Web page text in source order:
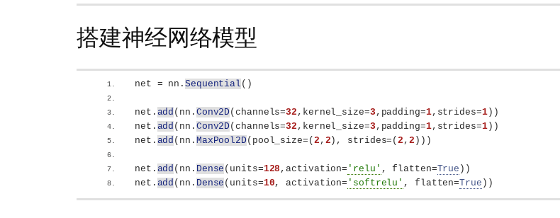
搭建神经网络模型
net = nn.Sequential ()
net. add ( nn. Conv2D(channels=32 ,kernel_size=3 ,padding=1,strides=1))
net. add ( nn. Conv2D(channels=32 ,kernel_size=3 ,padding=1,strides=1))
net. add ( nn. MaxPool2D( pool_size= (2 , 2) , strides= (2 ,2 )))
net. add ( nn. Dense ( units=128 ,activation= 'relu' , flatten=True ))
net. add ( nn. Dense ( units=10, activation= 'softrelu' , flatten=True ))